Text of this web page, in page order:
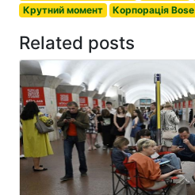
Крутний момент
Корпорація Bose
Related posts